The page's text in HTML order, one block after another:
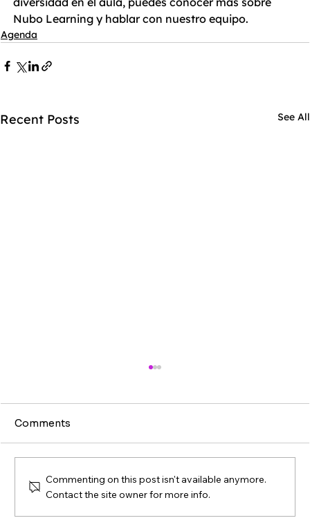
Nubo Learning y hablar con nuestro equipo.
Agenda
Recent Posts See All
Comments
Commenting on this post isn't available anymore.
Contact the site owner for more info.